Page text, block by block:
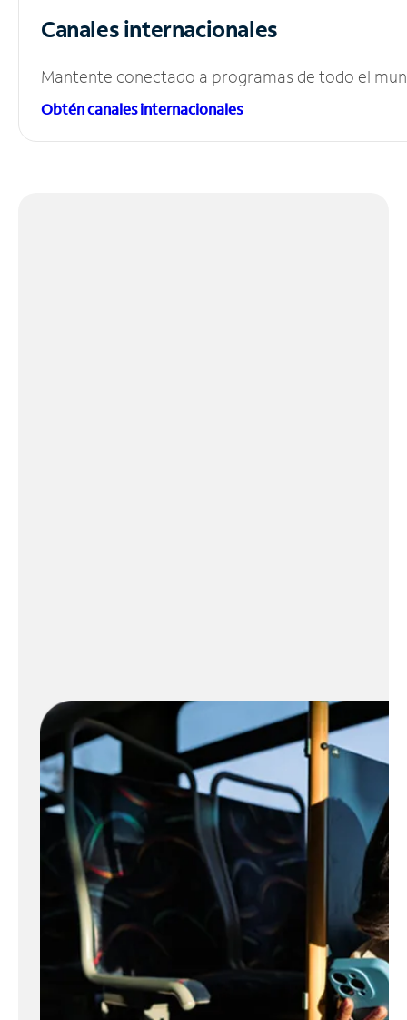
Canales internacionales
Mantente conectado a programas de todo el
Obtén canales internacionales